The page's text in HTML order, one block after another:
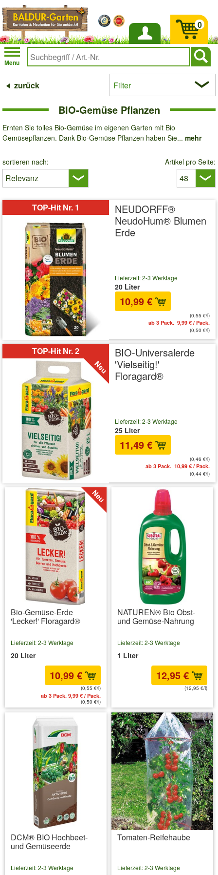
Anmelden
Menu
0
zurück Filter
BIO-Gemüse Pflanzen
Ernten Sie tolles Bio-Gemüse im eigenen Garten mit Bio
Gemüsepflanzen. Dank Bio-Gemüse Pflanzen haben Sie... mehr
sortieren nach: Artikel pro Seite:
TOP-Hit Nr. 1
NEUDORFF®
NeudoHum® Blumen
Erde
Lieferzeit: 2-3 Werktage
20 Liter
10,99 €
(0,55 €/l)
ab 3 Pack. 9,99 € / Pack.
(0,50 €/l)
TOP-Hit Nr. 2
BIO-Universalerde
'Vielseitig!'
Floragard®
Lieferzeit: 2-3 Werktage
25 Liter
11,49 €
(0,46 €/l)
ab 3 Pack. 10,99 € / Pack.
(0,44 €/l)
Bio-Gemüse-Erde
'Lecker!' Floragard®
Lieferzeit: 2-3 Werktage
20 Liter
10,99 €
(0,55 €/l)
ab 3 Pack. 9,99 € / Pack.
(0,50 €/l)
NATUREN® Bio Obst-
und Gemüse-Nahrung
Lieferzeit: 2-3 Werktage
1 Liter
12,95 €
(12,95 €/l)
DCM® BIO Hochbeet-
und Gemüseerde
Lieferzeit: 2-3 Werktage
Tomaten-Reifehaube
Lieferzeit: 2-3 Werktage